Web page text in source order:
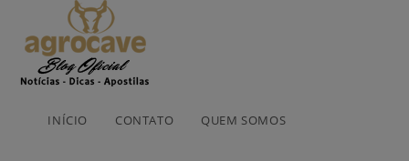
INÍCIO CONTATO QUEM SOMOS